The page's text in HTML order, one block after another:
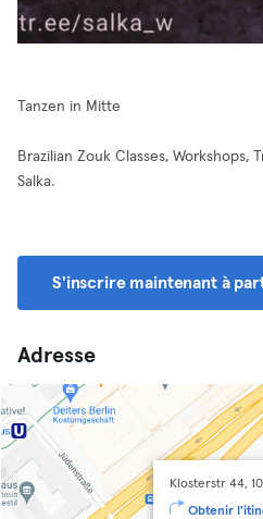
Tanzen in Mitte
Brazilian Zouk Classes, Workshops,
Salka.
S'inscrire maintenant à
Adresse
Klosterstr 44,
Obtenir